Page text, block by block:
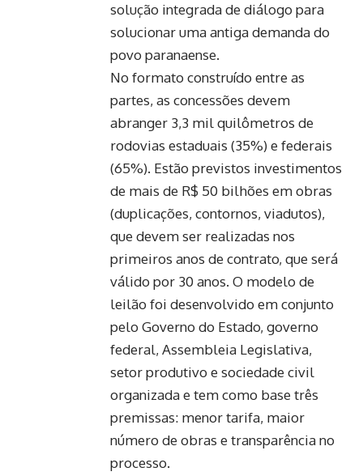
solução integrada de diálogo para
solucionar uma antiga demanda do
povo paranaense.
No formato construído entre as
partes, as concessões devem
abranger 3,3 mil quilômetros de
rodovias estaduais (35%) e federais
(65%). Estão previstos investimentos
de mais de R$ 50 bilhões em obras
(duplicações, contornos, viadutos),
que devem ser realizadas nos
primeiros anos de contrato, que será
válido por 30 anos. O modelo de
leilão foi desenvolvido em conjunto
pelo Governo do Estado, governo
federal, Assembleia Legislativa,
setor produtivo e sociedade civil
organizada e tem como base três
premissas: menor tarifa, maior
número de obras e transparência no
processo.